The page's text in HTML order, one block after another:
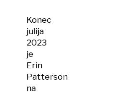
kosilo
zeleno
Konec
julija
2023
je
Erin
Patterson
na